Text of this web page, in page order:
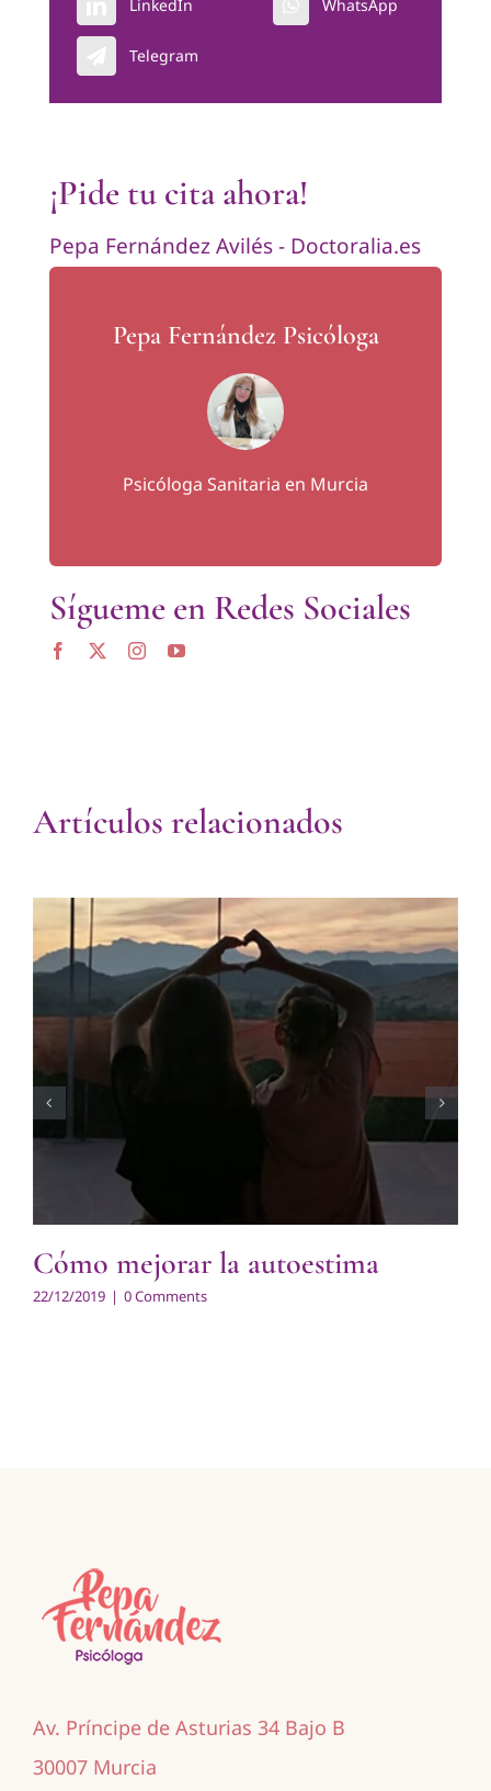
LinkedIn WhatsApp
Telegram
¡Pide tu cita ahora!
Pepa Fernández Avilés - Doctoralia.es
Pepa Fernández Psicóloga
Psicóloga Sanitaria en Murcia
Sígueme en Redes Sociales
Artículos relacionados
Cómo mejorar la autoestima
22/12/2019 | 0 Comments
Av. Príncipe de Asturias 34 Bajo B
30007 Murcia